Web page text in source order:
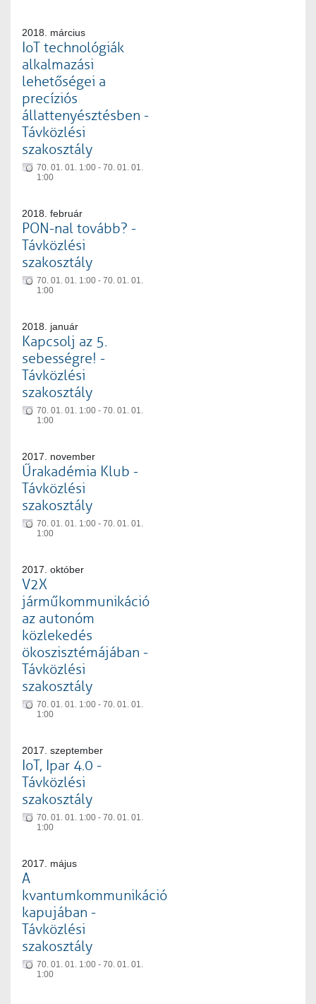
2018. március
IoT technológiák
alkalmazási
lehetőségei a
precíziós
állattenyésztésben -
Távközlési
szakosztály
70. 01. 01. 1:00 - 70. 01. 01.
1:00
2018. február
PON-nal tovább? -
Távközlési
szakosztály
70. 01. 01. 1:00 - 70. 01. 01.
1:00
2018. január
Kapcsolj az 5.
sebességre! -
Távközlési
szakosztály
70. 01. 01. 1:00 - 70. 01. 01.
1:00
2017. november
Űrakadémia Klub -
Távközlési
szakosztály
70. 01. 01. 1:00 - 70. 01. 01.
1:00
2017. október
V2X
járműkommunikáció
az autonóm
közlekedés
ökoszisztémájában -
Távközlési
szakosztály
70. 01. 01. 1:00 - 70. 01. 01.
1:00
2017. szeptember
IoT, Ipar 4.0 -
Távközlési
szakosztály
70. 01. 01. 1:00 - 70. 01. 01.
1:00
2017. május
A
kvantumkommunikáció
kapujában -
Távközlési
szakosztály
70. 01. 01. 1:00 - 70. 01. 01.
1:00